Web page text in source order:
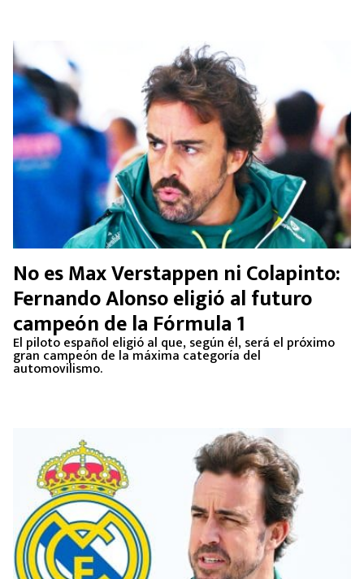
No es Max Verstappen ni Colapinto:
Fernando Alonso eligió al futuro
campeón de la Fórmula 1
El piloto español eligió al que, según él, será el próximo
gran campeón de la máxima categoría del
automovilismo.